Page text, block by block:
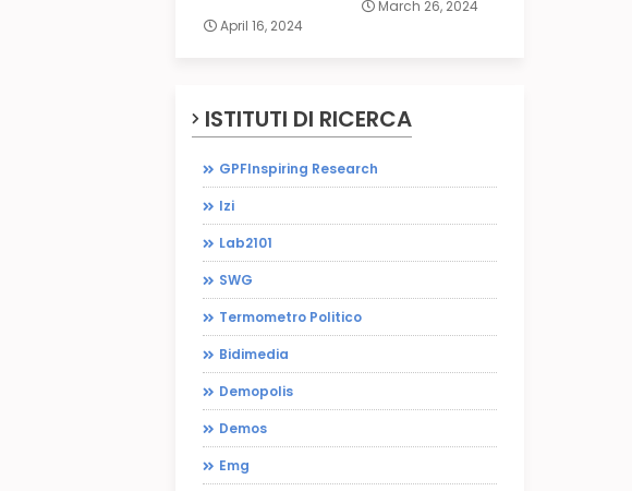
April 16, 2024
March 26, 2024
ISTITUTI DI RICERCA
GPFInspiring Research
Izi
Lab2101
SWG
Termometro Politico
Bidimedia
Demopolis
Demos
Emg